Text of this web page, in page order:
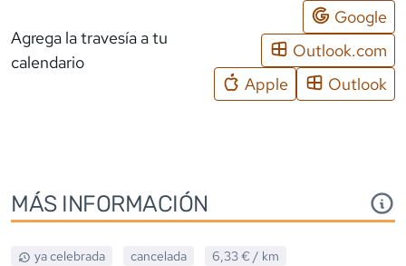
Agrega la travesía a tu
calendario
Google
Outlook.com
Apple
Outlook
MÁS INFORMACIÓN
ya celebrada cancelada 6,33 € / km